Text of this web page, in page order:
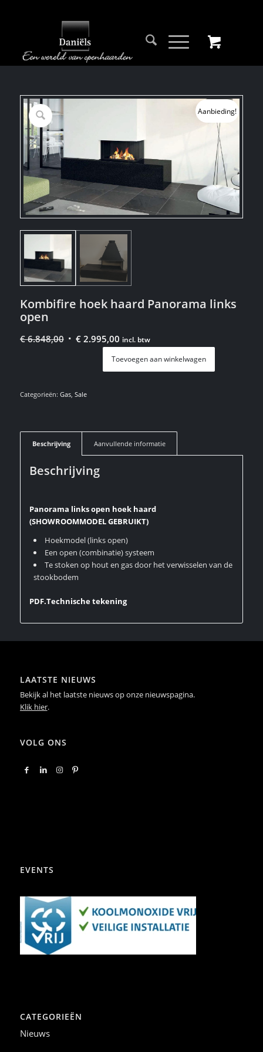
Aanbieding!
Kombifire hoek haard Panorama links
open
€6.848,00 Oorspronkelijke
6.848,00.
€ 2.995,00Huidige
incl. btw
Toevoegen aan winkelwagen
Categorieën: Gas, Sale
Beschrijving Aanvullende informatie
Beschrijving
Panorama links open hoek haard
(SHOWROOMMODEL GEBRUIKT)
Hoekmodel (links open)
Een open (combinatie) systeem
Te stoken op hout en gas door het verwisselen van de
stookbodem
PDF.Technische tekening
LAATSTE NIEUWS
Bekijk al het laatste nieuws op onze nieuwspagina.
Klik hier.
VOLG ONS
EVENTS
CATEGORIEËN
Nieuws